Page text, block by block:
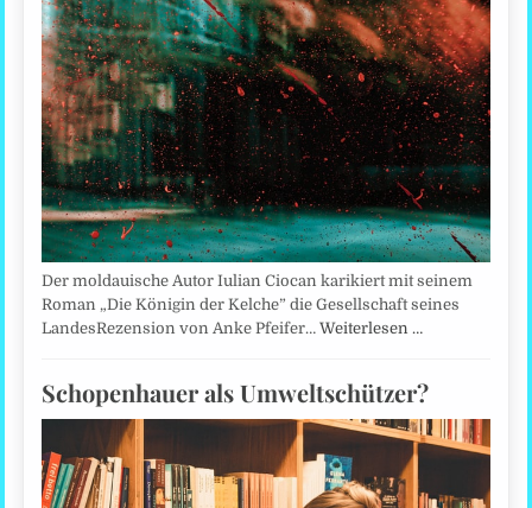
Der moldauische Autor Iulian Ciocan karikiert mit seinem
Roman „Die Königin der Kelche” die Gesellschaft seines
LandesRezension von Anke Pfeifer…Weiterlesen …
Schopenhauer als Umweltschützer?